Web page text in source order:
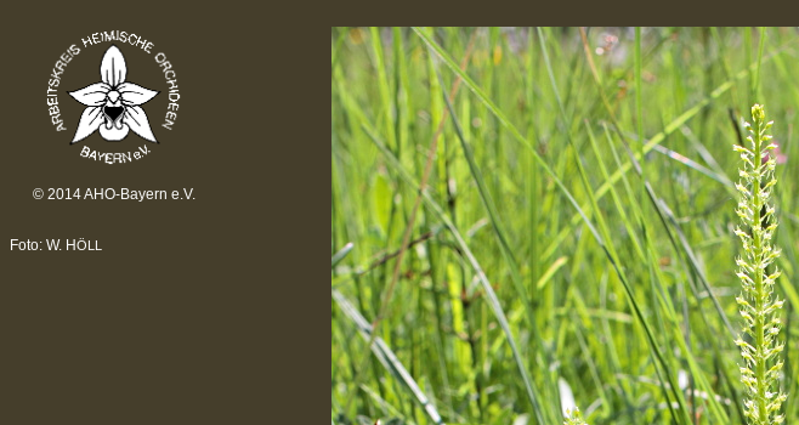
© 2014 AHO-Bayern e.V.
Foto: W. HÖLL